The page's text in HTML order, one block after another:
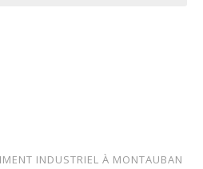
INDUSTRIEL À MONTAUBAN